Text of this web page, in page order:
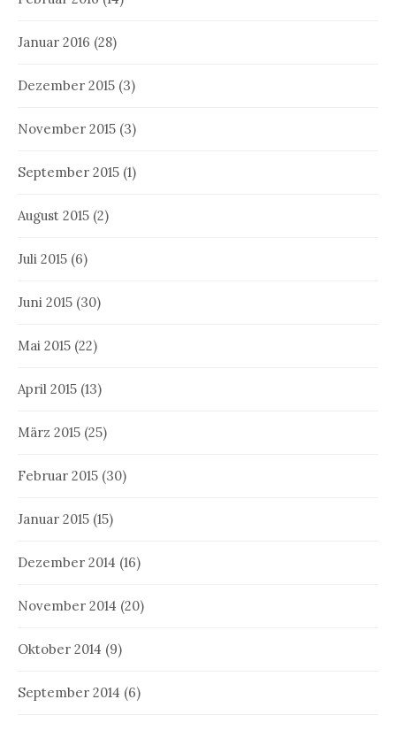
Januar 2016 (28)
Dezember 2015 (3)
November 2015 (3)
September 2015 (1)
August 2015 (2)
Juli 2015 (6)
Juni 2015 (30)
Mai 2015 (22)
April 2015 (13)
März 2015 (25)
Februar 2015 (30)
Januar 2015 (15)
Dezember 2014 (16)
November 2014 (20)
Oktober 2014 (9)
September 2014 (6)